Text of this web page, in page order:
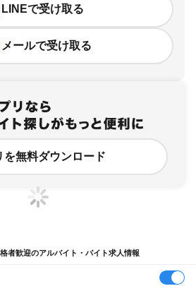
LINEで受け取る
メールで受け取る
を無料ダウンロード
者歓迎のアルバイト・バイト求人情報